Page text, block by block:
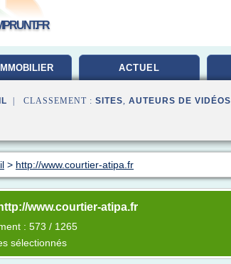
ACTUEL
| CLASSEMENT : SITES, AUTEURS DE VIDÉOS
> http://www.courtier-atipa.fr
www.courtier-atipa.fr
: 573 / 1265
sélectionnés